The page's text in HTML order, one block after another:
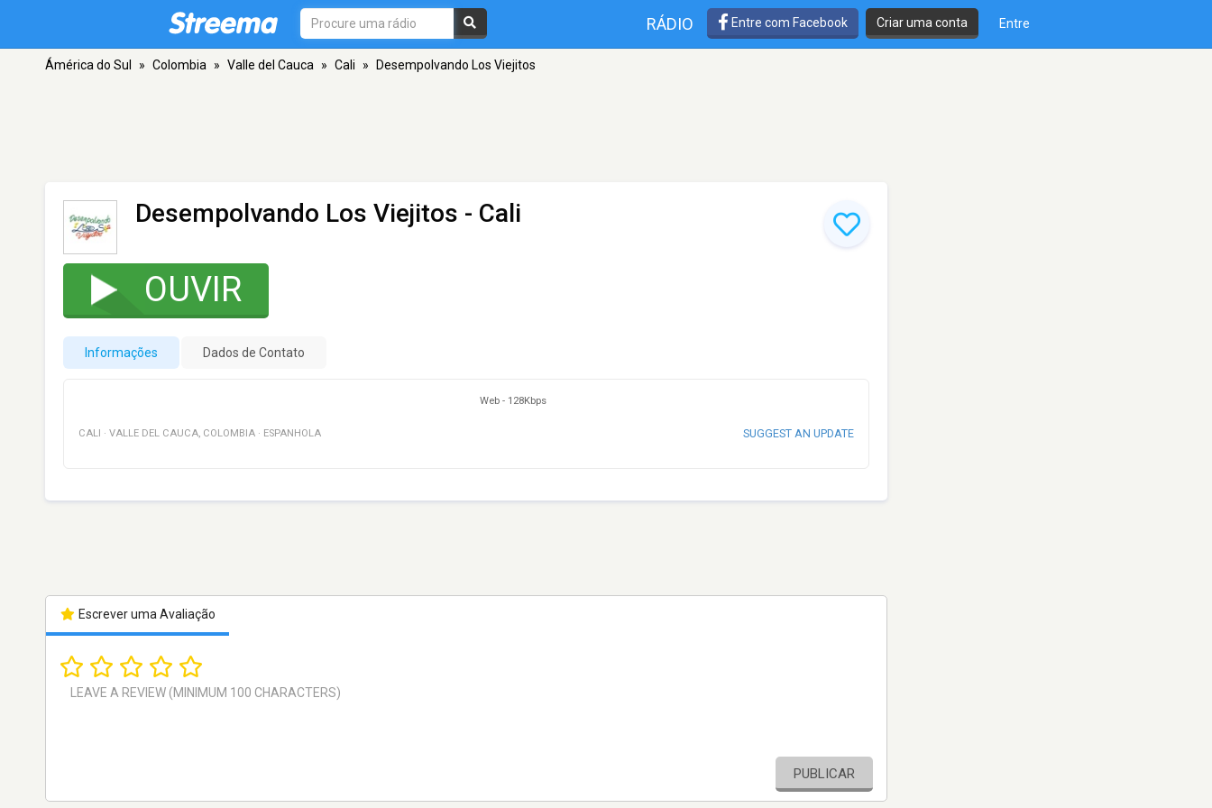
RÁDIO Entre com Facebook Criar uma conta Entre
Ámérica do Sul » Colombia » Valle del Cauca » Cali » Desempolvando Los Viejitos
Desempolvando Los Viejitos - Cali
OUVIR
Informações Dados de Contato
Web - 128Kbps
CALI · VALLE DEL CAUCA, COLOMBIA · ESPANHOLA SUGGEST AN UPDATE
Escrever uma Avaliação
PUBLICAR